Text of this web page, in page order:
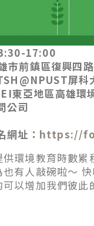
17:00
市前鎮區復興四
屏科
東亞地區高雄環
公司
網址： https://
環境教育時數累
有人敲碗啦～
以增加我們彼